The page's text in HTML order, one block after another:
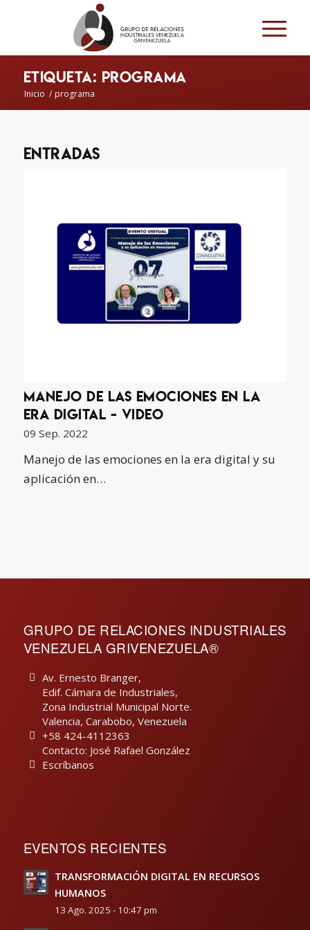
Etiqueta: programa
Inicio / programa
Entradas
Manejo de las emociones en la
era digital - video
09 Sep. 2022
Manejo de las emociones en la era digital y su
aplicación en…
GRUPO DE RELACIONES INDUSTRIALES
VENEZUELA GRIVENEZUELA®
Av. Ernesto Branger,
Edif. Cámara de Industriales,
Zona Industrial Municipal Norte.
Valencia, Carabobo, Venezuela
+58 424-4112363
Contacto: José Rafael González
Escríbanos
EVENTOS RECIENTES
TRANSFORMACIÓN DIGITAL EN RECURSOS
HUMANOS
13 Ago. 2025 - 10:47 pm